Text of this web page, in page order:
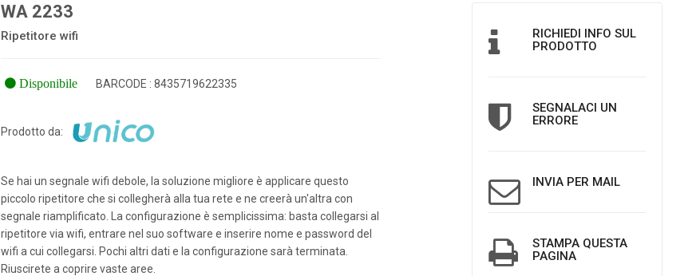
WA 2233
Ripetitore wifi
Disponibile BARCODE : 8435719622335
Prodotto da:
Se hai un segnale wifi debole, la soluzione migliore è applicare questo
piccolo ripetitore che si collegherà alla tua rete e ne creerà un'altra con
segnale riamplificato. La configurazione è semplicissima: basta collegarsi al
ripetitore via wifi, entrare nel suo software e inserire nome e password del
wifi a cui collegarsi. Pochi altri dati e la configurazione sarà terminata.
Riuscirete a coprire vaste aree.
RICHIEDI INFO SUL
PRODOTTO
SEGNALACI UN
ERRORE
INVIA PER MAIL
STAMPA QUESTA
PAGINA